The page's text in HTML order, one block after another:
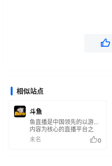
相似站点
斗鱼
鱼直播是中国领先的以游戏
内容为核心的直播平台之
一，它提供了包括电子竞技
赛事、游戏直播、娱乐节目
未名 0